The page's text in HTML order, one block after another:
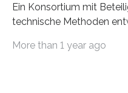
Ein Konsortium mit
technische Methoden
Holzkonstruktionen auf
More than 1 year ago